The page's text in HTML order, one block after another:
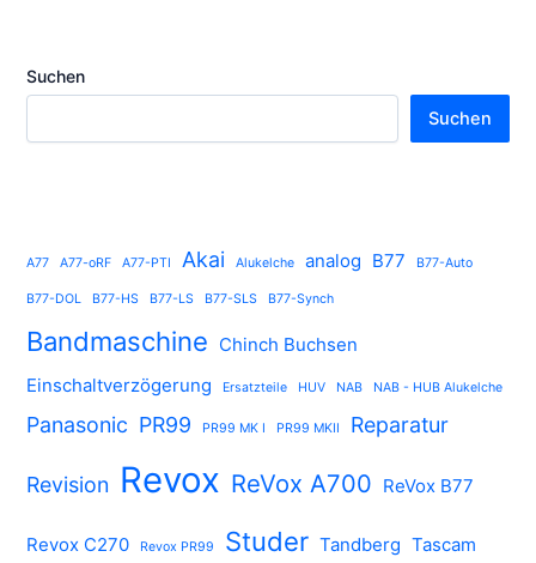
Suchen
Suchen
A77 A77-oRF A77-PTI Akai Alukelche analog B77 B77-Auto
B77-DOL B77-HS B77-LS B77-SLS B77-Synch
Bandmaschine Chinch Buchsen
Einschaltverzögerung
Ersatzteile HUV NAB NAB - HUB Alukelche
Panasonic PR99 PR99 MK I PR99 MKII Reparatur
Revision Revox ReVox A700 ReVox B77
Revox C270 Revox PR99 Studer Tandberg Tascam